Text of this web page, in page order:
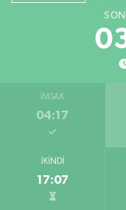
İMSAK
04:17
İKINDI
17:07